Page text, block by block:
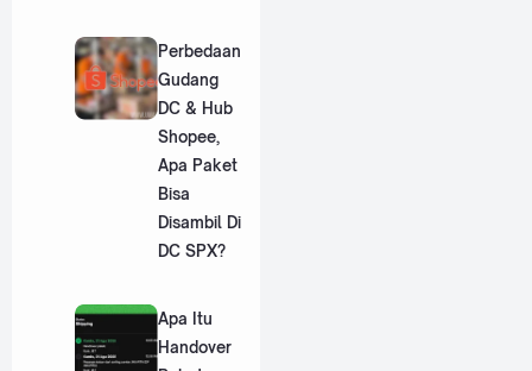
Perbedaan
Gudang
DC & Hub
Shopee,
Apa Paket
Bisa
Disambil Di
DC SPX?
Apa Itu
Handover